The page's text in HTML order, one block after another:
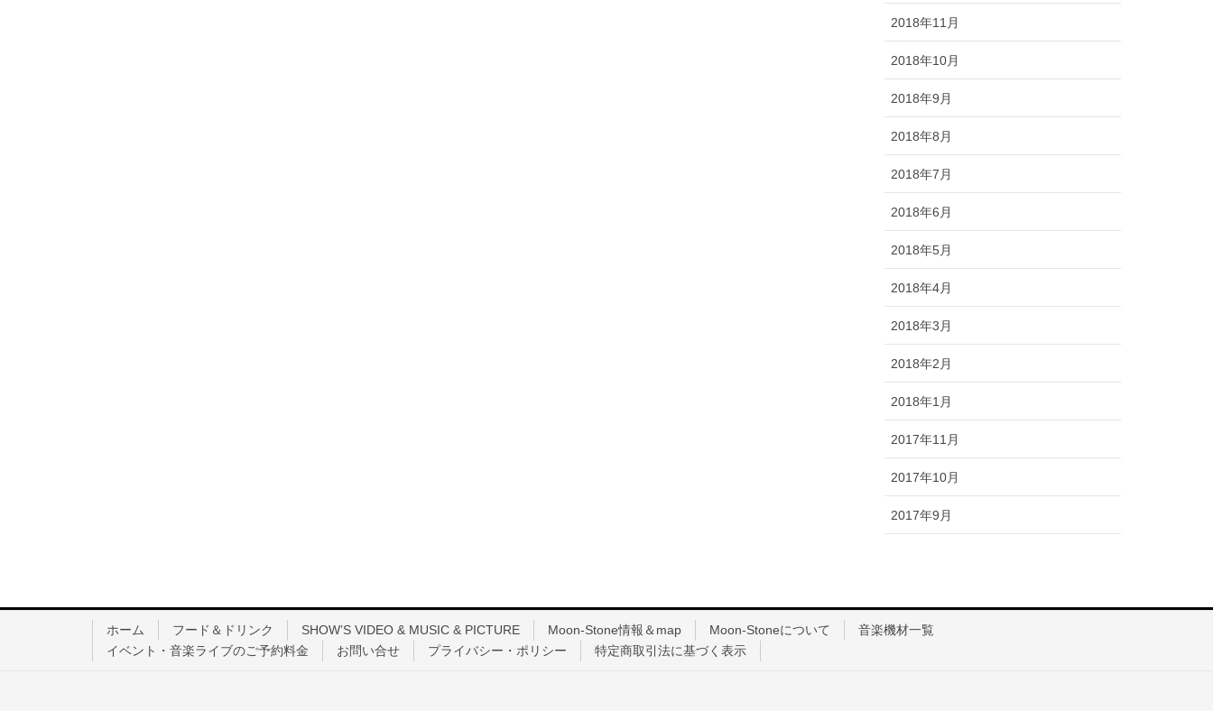
2018年11月
2018年10月
2018年9月
2018年8月
2018年7月
2018年6月
2018年5月
2018年4月
2018年3月
2018年2月
2018年1月
2017年11月
2017年10月
2017年9月
ホーム フード＆ドリンク SHOW’S VIDEO & MUSIC & PICTURE Moon-Stone情報＆map Moon-Stoneについて
音楽機材一覧
イベント・音楽ライブのご予約料金
お問い合せ プライバシー・ポリシー 特定商取引法に基づく表示